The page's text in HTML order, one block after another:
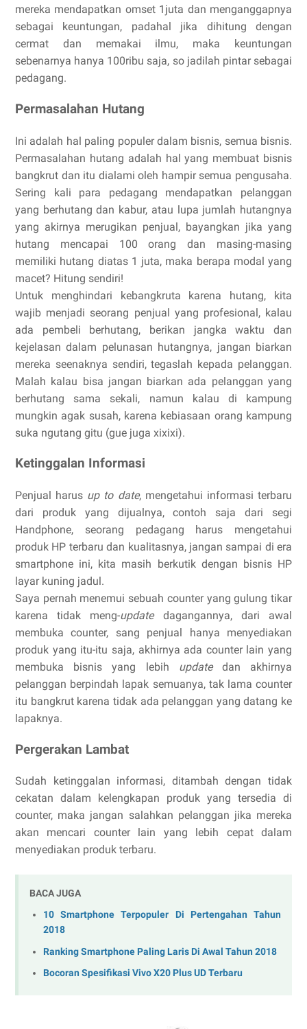
mereka mendapatkan omset 1juta dan menganggapnya
sebagai keuntungan, padahal jika dihitung dengan
cermat dan memakai ilmu, maka keuntungan
sebenarnya hanya 100ribu saja, so jadilah pintar sebagai
pedagang.
Permasalahan Hutang
Ini adalah hal paling populer dalam bisnis, semua bisnis.
Permasalahan hutang adalah hal yang membuat bisnis
bangkrut dan itu dialami oleh hampir semua pengusaha.
Sering kali para pedagang mendapatkan pelanggan
yang berhutang dan kabur, atau lupa jumlah hutangnya
yang akirnya merugikan penjual, bayangkan jika yang
hutang mencapai 100 orang dan masing-masing
memiliki hutang diatas 1 juta, maka berapa modal yang
macet? Hitung sendiri!
Untuk menghindari kebangkruta karena hutang, kita
wajib menjadi seorang penjual yang profesional, kalau
ada pembeli berhutang, berikan jangka waktu dan
kejelasan dalam pelunasan hutangnya, jangan biarkan
mereka seenaknya sendiri, tegaslah kepada pelanggan.
Malah kalau bisa jangan biarkan ada pelanggan yang
berhutang sama sekali, namun kalau di kampung
mungkin agak susah, karena kebiasaan orang kampung
suka ngutang gitu (gue juga xixixi).
Ketinggalan Informasi
Penjual harus up to date, mengetahui informasi terbaru
dari produk yang dijualnya, contoh saja dari segi
Handphone, seorang pedagang harus mengetahui
produk HP terbaru dan kualitasnya, jangan sampai di era
smartphone ini, kita masih berkutik dengan bisnis HP
layar kuning jadul.
Saya pernah menemui sebuah counter yang gulung tikar
karena tidak meng-updatedagangannya, dari awal
membuka counter, sang penjual hanya menyediakan
produk yang itu-itu saja, akhirnya ada counter lain yang
membuka bisnis yang lebih updatedan akhirnya
pelanggan berpindah lapak semuanya, tak lama counter
itu bangkrut karena tidak ada pelanggan yang datang ke
lapaknya.
Pergerakan Lambat
Sudah ketinggalan informasi, ditambah dengan tidak
cekatan dalam kelengkapan produk yang tersedia di
counter, maka jangan salahkan pelanggan jika mereka
akan mencari counter lain yang lebih cepat dalam
menyediakan produk terbaru.
BACA JUGA
10 Smartphone Terpopuler Di Pertengahan Tahun
2018
Ranking Smartphone Paling Laris Di Awal Tahun 2018
Bocoran Spesifikasi Vivo X20 Plus UD Terbaru